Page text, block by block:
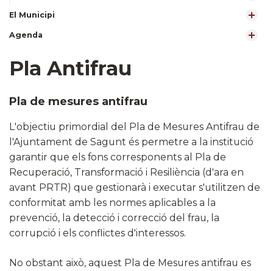
El Municipi
Agenda
Pla Antifrau
Pla de mesures antifrau
L'objectiu primordial del Pla de Mesures Antifrau de
l'Ajuntament de Sagunt és permetre a la institució
garantir que els fons corresponents al Pla de
Recuperació, Transformació i Resiliència (d'ara en
avant PRTR) que gestionarà i executar s'utilitzen de
conformitat amb les normes aplicables a la
prevenció, la detecció i correcció del frau, la
corrupció i els conflictes d'interessos.
No obstant això, aquest Pla de Mesures antifrau es